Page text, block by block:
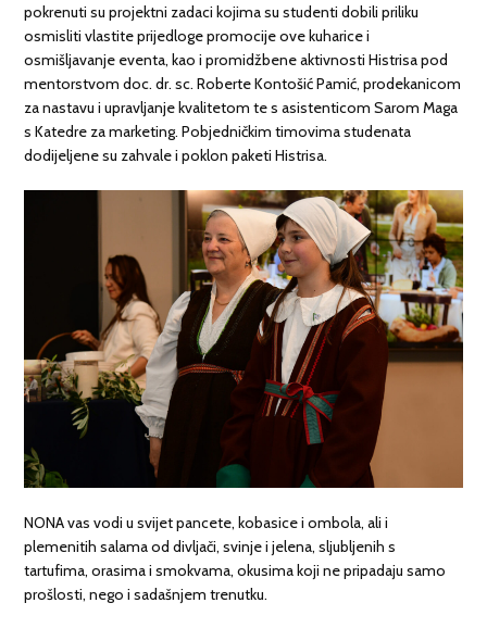
pokrenuti su projektni zadaci kojima su studenti dobili priliku
osmisliti vlastite prijedloge promocije ove kuharice i
osmišljavanje eventa, kao i promidžbene aktivnosti Histrisa pod
mentorstvom doc. dr. sc. Roberte Kontošić Pamić, prodekanicom
za nastavu i upravljanje kvalitetom te s asistenticom Sarom Maga
s Katedre za marketing. Pobjedničkim timovima studenata
dodijeljene su zahvale i poklon paketi Histrisa.
NONA vas vodi u svijet pancete, kobasice i ombola, ali i
plemenitih salama od divljači, svinje i jelena, sljubljenih s
tartufima, orasima i smokvama, okusima koji ne pripadaju samo
prošlosti, nego i sadašnjem trenutku.